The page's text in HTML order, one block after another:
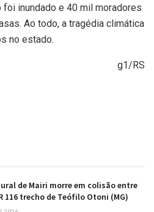
inundado e 40 mil moradores
Ao todo, a tragédia climática
no estado.
g1/RS
de Mairi morre em colisão entre
116 trecho de Teófilo Otoni (MG)